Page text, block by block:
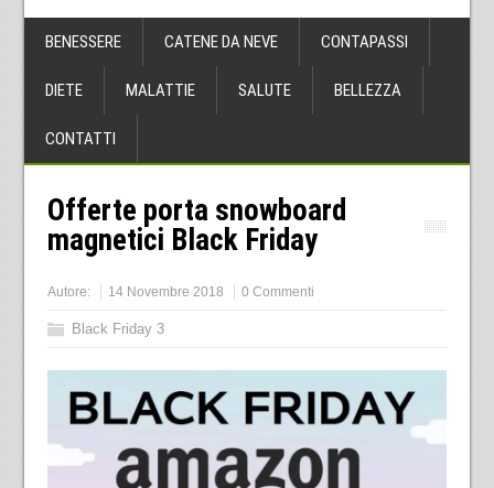
BENESSERE CATENE DA NEVE CONTAPASSI
DIETE MALATTIE SALUTE BELLEZZA
CONTATTI
Offerte porta snowboard
magnetici Black Friday
Autore: 14 Novembre 2018 0 Commenti
Black Friday 3